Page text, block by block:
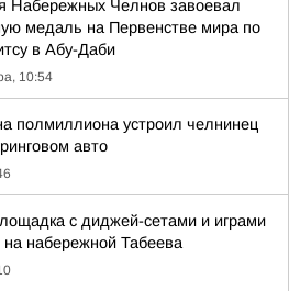
Набережных Челнов завоевал
медаль на Первенстве мира по
в Абу-Даби
10:54
полмиллиона устроил челнинец
авто
с диджей-сетами и играми
на набережной Табеева